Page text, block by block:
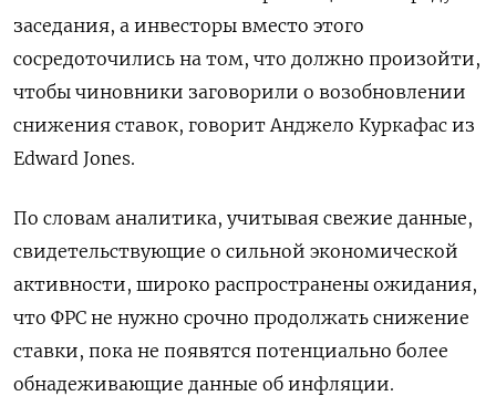
заседания, а инвесторы вместо этого
сосредоточились на том, что должно произойти,
чтобы чиновники заговорили о возобновлении
снижения ставок, говорит Анджело Куркафас из
Edward Jones.
По словам аналитика, учитывая свежие данные,
свидетельствующие о сильной экономической
активности, широко распространены ожидания,
что ФРС не нужно срочно продолжать снижение
ставки, пока не появятся потенциально более
обнадеживающие данные об инфляции.